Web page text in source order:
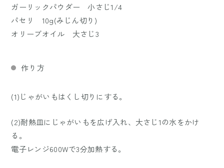
ガーリックパウダー 小さじ1/4
パセリ 10g(みじん切り)
オリーブオイル 大さじ3
作り方
(1)じゃがいもはくし切りにする。
(2)耐熱皿にじゃがいもを広げ入れ、大さじ1の水をかけ
る。
電子レンジ600Wで3分加熱する。